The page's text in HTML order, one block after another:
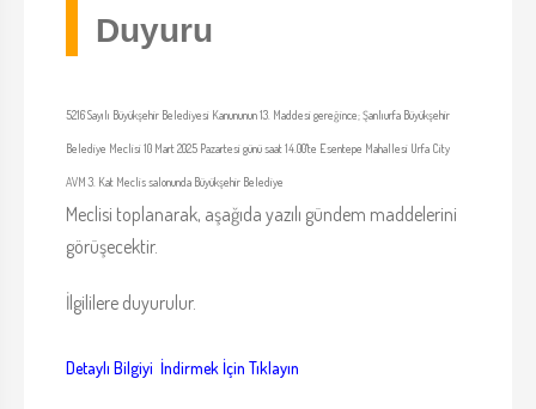
Duyuru
5216 Sayılı Büyükşehir Belediyesi Kanununun 13. Maddesi gereğince; Şanlıurfa Büyükşehir
Belediye Meclisi 10 Mart 2025 Pazartesi günü saat 14.00'te Esentepe Mahallesi Urfa City
AVM 3. Kat Meclis salonunda Büyükşehir Belediye
Meclisi toplanarak, aşağıda yazılı gündem maddelerini
görüşecektir.
İlgililere duyurulur.
Detaylı Bilgiyi İndirmek İçin Tıklayın